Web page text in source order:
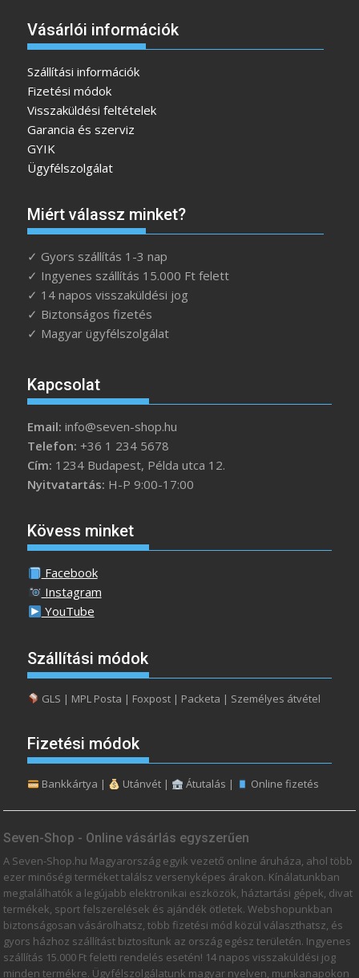
Vásárlói információk
Szállítási információk
Fizetési módok
Visszaküldési feltételek
Garancia és szerviz
GYIK
Ügyfélszolgálat
Miért válassz minket?
✓ Gyors szállítás 1-3 nap
✓ Ingyenes szállítás 15.000 Ft felett
✓ 14 napos visszaküldési jog
✓ Biztonságos fizetés
✓ Magyar ügyfélszolgálat
Kapcsolat
Email: info@seven-shop.hu
Telefon: +36 1 234 5678
Cím: 1234 Budapest, Példa utca 12.
Nyitvatartás: H-P 9:00-17:00
Kövess minket
Facebook
Instagram
YouTube
Szállítási módok
GLS | MPL Posta | Foxpost | Packeta | Személyes átvétel
Fizetési módok
Bankkártya | Utánvét | Átutalás | Online fizetés
Seven-Shop - Online vásárlás egyszerűen
A Seven-Shop.hu Magyarország egyik vezető online áruháza, ahol több
ezer minőségi terméket találsz versenyképes árakon. Kínálatunkban
megtalálhatók a legújabb elektronikai eszközök, háztartási gépek, divat
termékek, sport felszerelések és ajándék ötletek. Webshopunkban
biztonságosan vásárolhatsz, több fizetési mód közül választhatsz, és
gyors házhoz szállítást biztosítunk az ország egész területén. Ingyenes
szállítás 15.000 Ft feletti rendelés esetén! 14 napos visszaküldési jog
minden termékre. Ügyfélszolgálatunk magyar nyelven, munkanapokon